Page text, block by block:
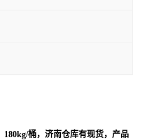
180kg/桶，济南仓库有现货，产品